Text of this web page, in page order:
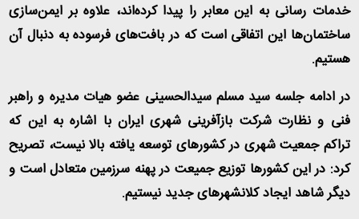
خدمات رسانی به این معابر را پیدا کرده‌اند، علاوه بر ایمن‌سازی
ساختمان‌ها این اتفاقی است که در بافت‌های فرسوده به دنبال آن
هستیم.
در ادامه جلسه سید مسلم سیدالحسینی عضو هیات مدیره و راهبر
فنی و نظارت شرکت بازآفرینی شهری ایران با اشاره به این که
تراکم جمعیت شهری در کشورهای توسعه یافته بالا نیست، تصریح
کرد: در این کشورها توزیع جمیعت در پهنه سرزمین متعادل است و
دیگر شاهد ایجاد کلانشهرهای جدید نیستیم.